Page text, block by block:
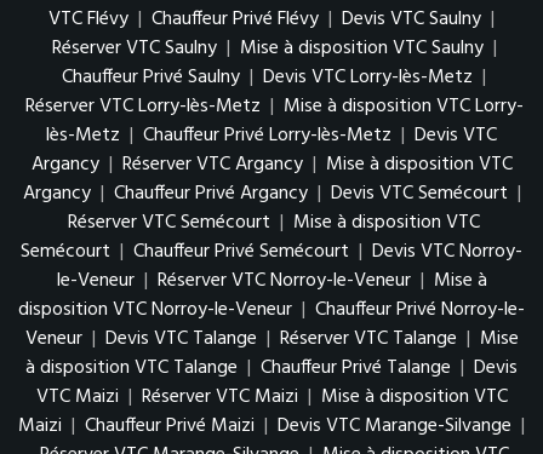
VTC Flévy | Chauffeur Privé Flévy | Devis VTC Saulny |
Réserver VTC Saulny | Mise à disposition VTC Saulny |
Chauffeur Privé Saulny | Devis VTC Lorry-lès-Metz |
Réserver VTC Lorry-lès-Metz | Mise à disposition VTC Lorry-
lès-Metz | Chauffeur Privé Lorry-lès-Metz | Devis VTC
Argancy | Réserver VTC Argancy | Mise à disposition VTC
Argancy | Chauffeur Privé Argancy | Devis VTC Semécourt |
Réserver VTC Semécourt | Mise à disposition VTC
Semécourt | Chauffeur Privé Semécourt | Devis VTC Norroy-
le-Veneur | Réserver VTC Norroy-le-Veneur | Mise à
disposition VTC Norroy-le-Veneur | Chauffeur Privé Norroy-le-
Veneur | Devis VTC Talange | Réserver VTC Talange | Mise
à disposition VTC Talange | Chauffeur Privé Talange | Devis
VTC Maizi | Réserver VTC Maizi | Mise à disposition VTC
Maizi | Chauffeur Privé Maizi | Devis VTC Marange-Silvange |